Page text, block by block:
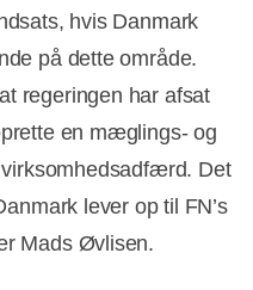
hvis Danmark
på dette område.
regeringen har afsat
en mæglings- og
Det
lever op til FN’s
Mads Øvlisen.